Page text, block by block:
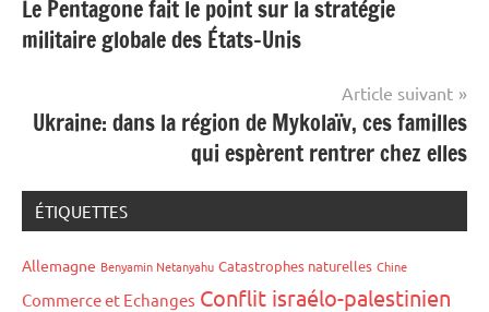
de
l’article
Le Pentagone fait le point sur la stratégie
militaire globale des États-Unis
Article suivant
Ukraine: dans la région de Mykolaïv, ces familles
qui espèrent rentrer chez elles
ÉTIQUETTES
Allemagne Benyamin Netanyahu Catastrophes naturelles Chine
Commerce et Echanges Conflit israélo-palestinien